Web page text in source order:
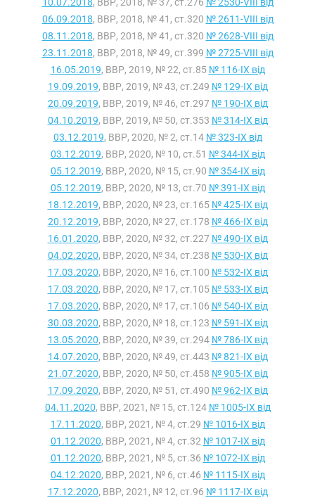
06.09.2018, ВВР, 2018, № 41, ст.320 № 2611-VIII від
08.11.2018, ВВР, 2018, № 41, ст.320 № 2628-VIII від
23.11.2018, ВВР, 2018, № 49, ст.399 № 2725-VIII від
16.05.2019, ВВР, 2019, № 22, ст.85 № 116-IX від
19.09.2019, ВВР, 2019, № 43, ст.249 № 129-IX від
20.09.2019, ВВР, 2019, № 46, ст.297 № 190-IX від
04.10.2019, ВВР, 2019, № 50, ст.353 № 314-IX від
03.12.2019, ВВР, 2020, № 2, ст.14 № 323-IX від
03.12.2019, ВВР, 2020, № 10, ст.51 № 344-IX від
05.12.2019, ВВР, 2020, № 15, ст.90 № 354-IX від
05.12.2019, ВВР, 2020, № 13, ст.70 № 391-IX від
18.12.2019, ВВР, 2020, № 23, ст.165 № 425-IX від
20.12.2019, ВВР, 2020, № 27, ст.178 № 466-IX від
16.01.2020, ВВР, 2020, № 32, ст.227 № 490-IX від
04.02.2020, ВВР, 2020, № 34, ст.238 № 530-IX від
17.03.2020, ВВР, 2020, № 16, ст.100 № 532-IX від
17.03.2020, ВВР, 2020, № 17, ст.105 № 533-IX від
17.03.2020, ВВР, 2020, № 17, ст.106 № 540-IX від
30.03.2020, ВВР, 2020, № 18, ст.123 № 591-IX від
13.05.2020, ВВР, 2020, № 39, ст.294 № 786-IX від
14.07.2020, ВВР, 2020, № 49, ст.443 № 821-IX від
21.07.2020, ВВР, 2020, № 50, ст.458 № 905-IX від
17.09.2020, ВВР, 2020, № 51, ст.490 № 962-IX від
04.11.2020, ВВР, 2021, № 15, ст.124 № 1005-IX від
17.11.2020, ВВР, 2021, № 4, ст.29 № 1016-IX від
01.12.2020, ВВР, 2021, № 4, ст.32 № 1017-IX від
01.12.2020, ВВР, 2021, № 5, ст.36 № 1072-IX від
04.12.2020, ВВР, 2021, № 6, ст.46 № 1115-IX від
17.12.2020, ВВР, 2021, № 12, ст.96 № 1117-IX від